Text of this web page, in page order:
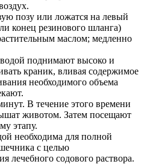
позу или ложатся на левый
конец резинового шланга)
маслом; медленно
поднимают высоко и
краник, вливая содержимое
необходимого объема
В течение этого времени
животом. Затем посещают
этапу.
необходима для полной
с целью
лечебного содового раствора.